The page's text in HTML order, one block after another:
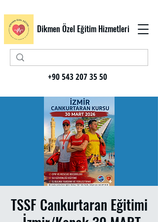
Dikmen Özel Eğitim Hizmetleri
+90 543 207 35 50
TSSF Cankurtaran Eğitimi